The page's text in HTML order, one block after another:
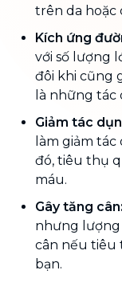
trên da hoặc
Kích ứng
với số lượng
đôi khi cũng
là những
Giảm tác
làm giảm
đó, tiêu thụ
máu.
Gây tăng cân:
nhưng lượng
cân nếu tiêu
bạn.